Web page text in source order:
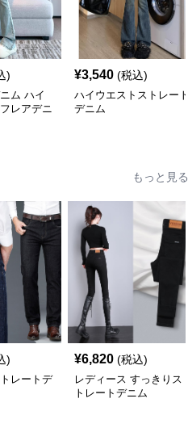
)
ム ハイ
レアデニ
¥3,540 (税込)
ハイウエストストレート
デニム
もっと見る
)
レートデ
¥6,820 (税込)
レディース すっきりス
トレートデニム